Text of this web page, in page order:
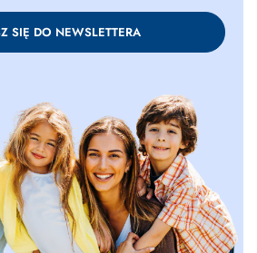
SIĘ DO NEWSLETTERA